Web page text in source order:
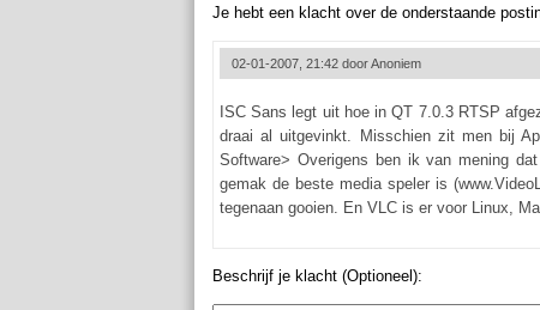
Je hebt een klacht over de onderstaande
02-01-2007, 21:42 doorAnoniem
ISC Sans legt uit hoe in QT 7.0.3 RTSP
draai al uitgevinkt. Misschien zit men bij
Software> Overigens ben ik van mening
gemak de beste media speler is
tegenaan gooien. En VLC is er voor Linux,
Beschrijf je klacht (Optioneel):